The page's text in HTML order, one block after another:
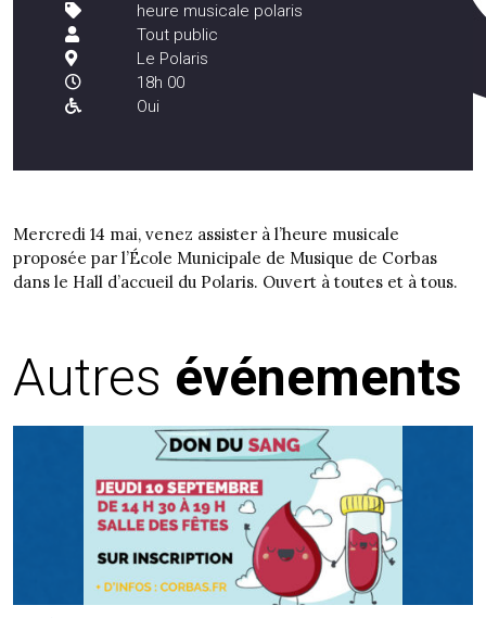
heure musicale polaris
Tout public
Le Polaris
18h 00
Oui
Mercredi 14 mai, venez assister à l’heure musicale
proposée par l’École Municipale de Musique de Corbas
dans le Hall d’accueil du Polaris. Ouvert à toutes et à tous.
Autres événements